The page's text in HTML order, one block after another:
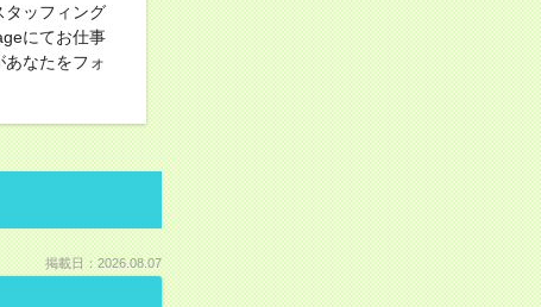
ッフィング
にてお仕事
なたをフォ
掲載日：2026.08.07